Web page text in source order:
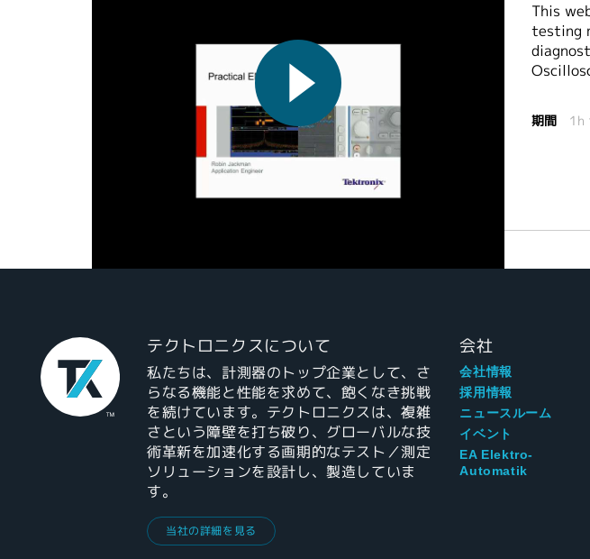
This
testing
期間 1h
テクトロニクスについて
私たちは、計測器のトップ企業として、さ
らなる機能と性能を求めて、飽くなき挑戦
を続けています。テクトロニクスは、複雑
さという障壁を打ち破り、グローバルな技
術革新を加速化する画期的なテスト／測定
ソリューションを設計し、製造していま
す。
当社の詳細を見る
会社
会社情報
採用情報
ニュースルーム
イベント
EA Elektro-
Automatik